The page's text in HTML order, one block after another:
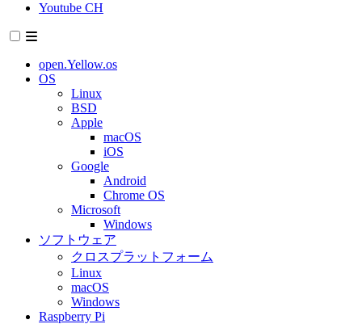
Youtube CH
open.Yellow.os
OS
Linux
BSD
Apple
macOS
iOS
Google
Android
Chrome OS
Microsoft
Windows
ソフトウェア
クロスプラットフォーム
Linux
macOS
Windows
Raspberry Pi